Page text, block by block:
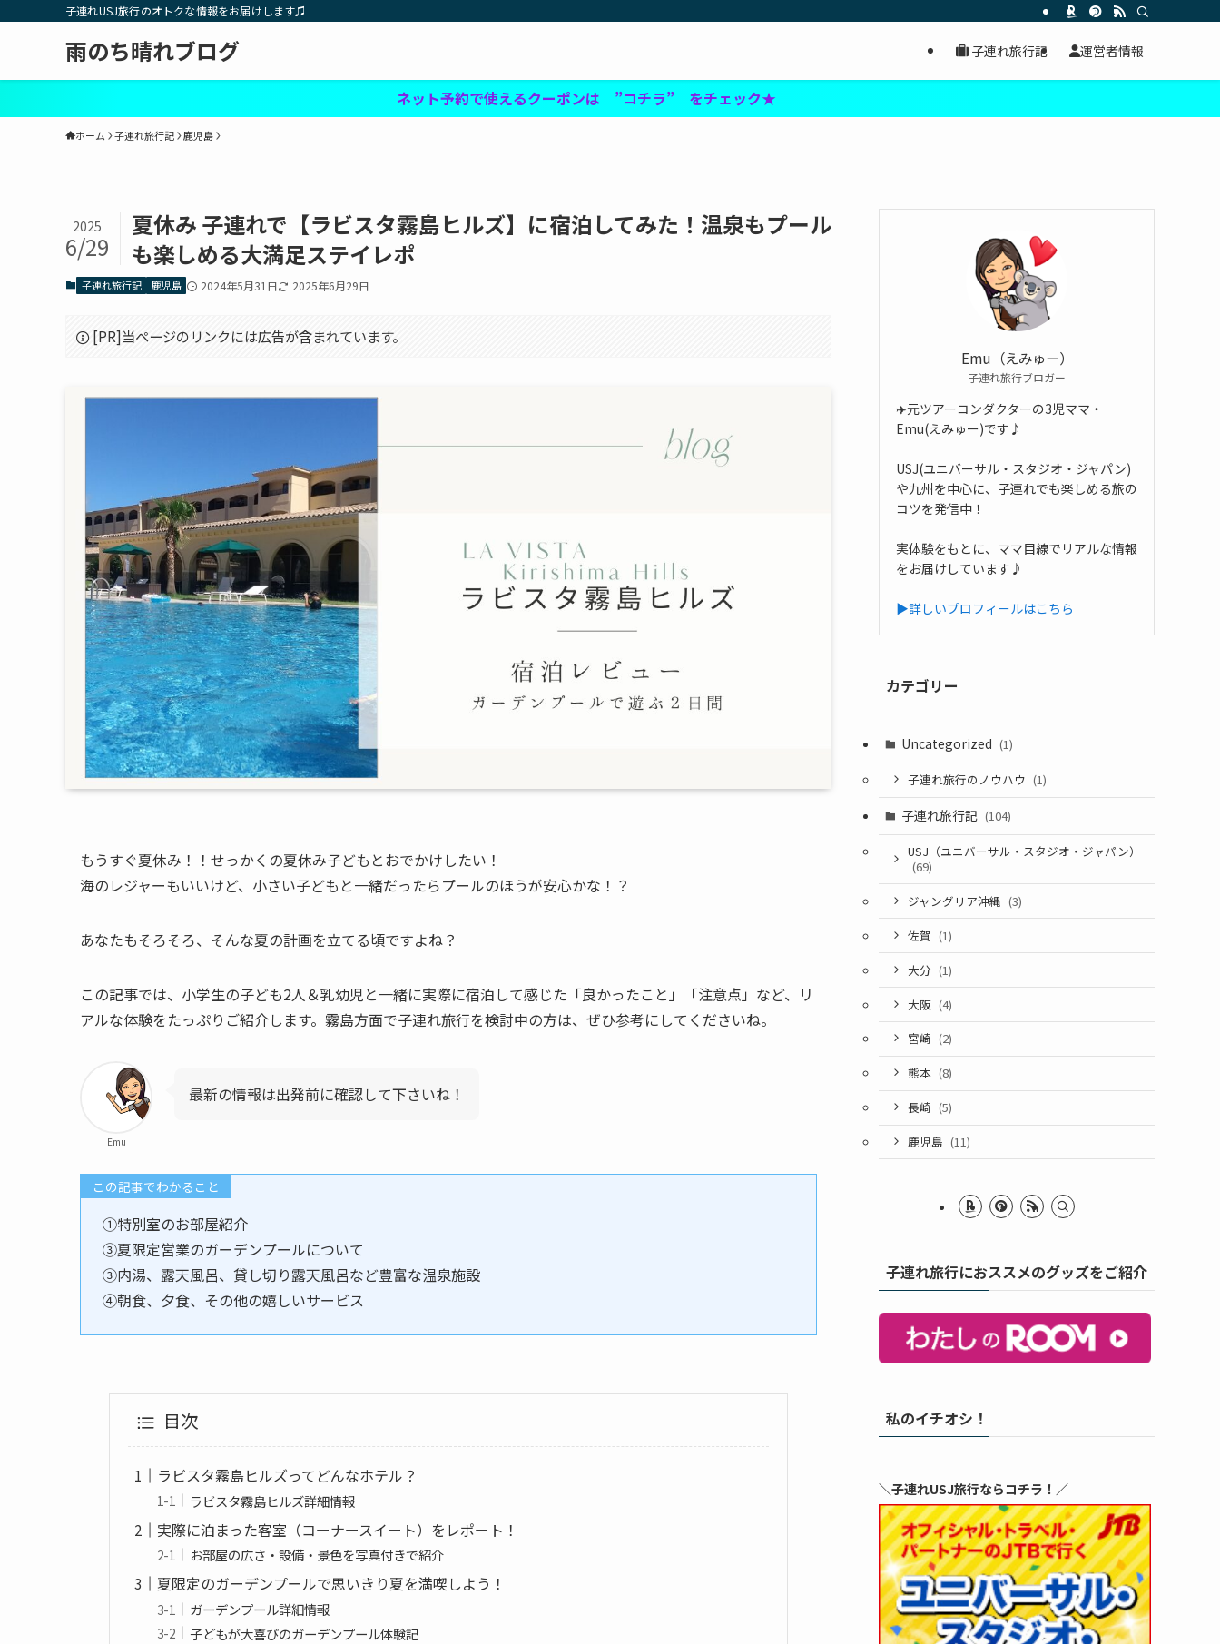
子連れUSJ旅行のオトクな情報をお届けします♫
雨のち晴れブログ 子連れ旅行記 運営者情報
ネット予約で使えるクーポンは ”コチラ” をチェック★
ホーム 子連れ旅行記 鹿児島
夏休み 子連れで【ラビスタ霧島ヒルズ】に宿泊してみた！温泉もプール
も楽しめる大満足ステイレポ
2025
6/29
子連れ旅行記 鹿児島 2024年5月31日 2025年6月29日
[PR]当ページのリンクには広告が含まれています。
もうすぐ夏休み！！せっかくの夏休み子どもとおでかけしたい！
海のレジャーもいいけど、小さい子どもと一緒だったらプールのほうが安心かな！？
あなたもそろそろ、そんな夏の計画を立てる頃ですよね？
この記事では、小学生の子ども2人＆乳幼児と一緒に実際に宿泊して感じた「良かったこと」「注意点」など、リ
アルな体験をたっぷりご紹介します。霧島方面で子連れ旅行を検討中の方は、ぜひ参考にしてくださいね。
Emu
最新の情報は出発前に確認して下さいね！
この記事でわかること
①特別室のお部屋紹介
③夏限定営業のガーデンプールについて
③内湯、露天風呂、貸し切り露天風呂など豊富な温泉施設
④朝食、夕食、その他の嬉しいサービス
目次
ラビスタ霧島ヒルズってどんなホテル？
ラビスタ霧島ヒルズ詳細情報
実際に泊まった客室（コーナースイート）をレポート！
お部屋の広さ・設備・景色を写真付きで紹介
夏限定のガーデンプールで思いきり夏を満喫しよう！
ガーデンプール詳細情報
子どもが大喜びのガーデンプール体験記
Emu（えみゅー）
子連れ旅行ブロガー
✈️元ツアーコンダクターの3児ママ・
Emu(えみゅー)です♪
USJ(ユニバーサル・スタジオ・ジャパン)
や九州を中心に、子連れでも楽しめる旅の
コツを発信中！
実体験をもとに、ママ目線でリアルな情報
をお届けしています♪
▶詳しいプロフィールはこちら
カテゴリー
Uncategorized (1)
子連れ旅行のノウハウ (1)
子連れ旅行記 (104)
USJ（ユニバーサル・スタジオ・ジャパン）
(69)
ジャングリア沖縄 (3)
佐賀 (1)
大分 (1)
大阪 (4)
宮崎 (2)
熊本 (8)
長崎 (5)
鹿児島 (11)
子連れ旅行におススメのグッズをご紹介
私のイチオシ！
＼子連れUSJ旅行ならコチラ！／